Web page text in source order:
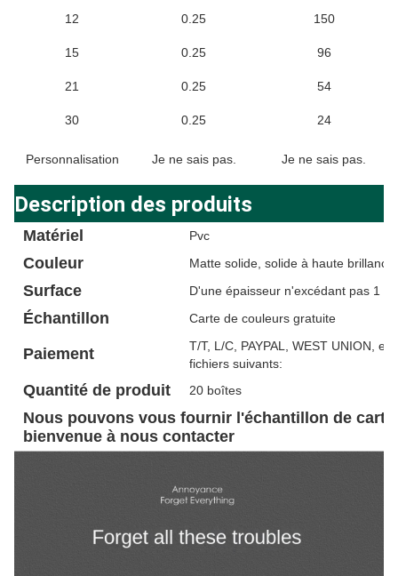
12 0.25 150
15 0.25 96
21 0.25 54
30 0.25 24
Personnalisation Je ne sais pas. Je ne sais pas.
Description des produits
Matériel Pvc
Couleur Matte solide, solide à haute
Surface D'une épaisseur n'excédant pas 1
Échantillon Carte de couleurs gratuite
Paiement
T/T, L/C, PAYPAL, WEST UNION,
fichiers suivants:
Quantité de produit 20 boîtes
Nous pouvons vous fournir l'échantillon de
bienvenue à nous contacter